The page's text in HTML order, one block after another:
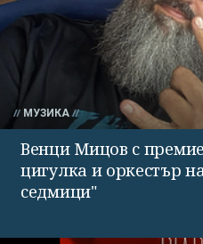
МУЗИКА
Венци Мицов с
цигулка и оркестър
седмици"